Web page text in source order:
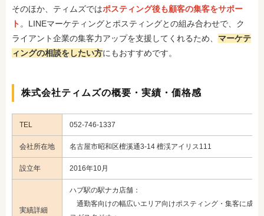
そのほか、ティムズではポスティング後も顧客の集客をサポー
ト 。LINEマーケティングとポスティングとの組み合わせで、ク
ライアント企業の集客力アップを支援してくれるため、 マーケテ
ィングの相談をしたい方にもおすすめです。
株式会社ティムズの概要・実績・価格感
TEL 052-746-1337
会社所在地 名古屋市昭和区檀溪通3-14 檀渓アイリス111
設立年 2016年10月
実績詳細
ハブ駅の駅ナカ店舗：
通勤客向けの幅広いエリア向けポスティング・集客に成功